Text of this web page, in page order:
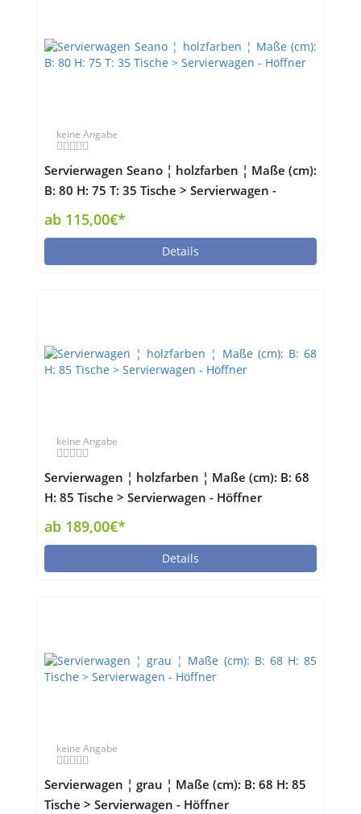
keine Angabe
Servierwagen Seano ¦ holzfarben ¦ Maße (cm):
B: 80 H: 75 T: 35 Tische > Servierwagen -
Höffner
ab 115,00€*
Details
keine Angabe
Servierwagen ¦ holzfarben ¦ Maße (cm): B: 68
H: 85 Tische > Servierwagen - Höffner
ab 189,00€*
Details
keine Angabe
Servierwagen ¦ grau ¦ Maße (cm): B: 68 H: 85
Tische > Servierwagen - Höffner